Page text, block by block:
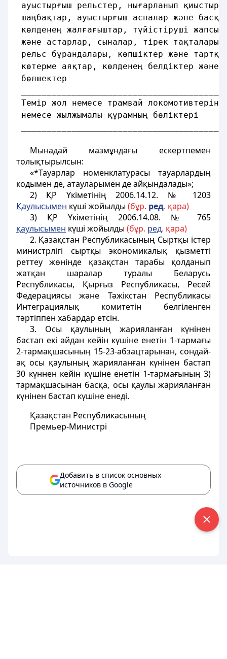
ауыстырғыш рельстер, нығарланып
шаңбақтар, ауыстырғыш аспалар және
көлденең жалғағыштар, түйістіруші
және астарлар, сыналар, тірек тақталары,
рельс бұрандалары, көпшіктер және
көтерме аяқтар, көлденең белдіктер және
бөлшектер
Темір жол немесе трамвай
немесе жылжымалы құрамның бөліктері
Мынадай мазмұндағы ескертпемен
толықтырылсын:
«*Тауарлар номенклатурасы тауарлардың
кодымен де, атауларымен де айқындалады»;
2) ҚР Үкіметінің 2006.14.12. № 1203
Қаулысымен күші жойылды(бұр. ред. қара)
3) ҚР Үкіметінің 2006.14.08. № 765
қаулысымен күші жойылды(бұр. ред. қара)
2. Қазақстан Республикасының Сыртқы істер
министрлігі сыртқы экономикалық қызметті
реттеу жөнінде қазақстан тарабы қолданып
жатқан шаралар туралы Беларусь
Республикасы, Қырғыз Республикасы, Ресей
Федерациясы және Тәжікстан Республикасы
Интеграциялық комитетін белгіленген
тәртіппен хабардар етсін.
3. Осы қаулының жарияланған күнінен
бастап екі айдан кейін күшіне енетін 1-тармағы
2-тармақшасының 15-23-абзацтарынан, сондай-
ақ осы қаулының жарияланған күнінен бастап
30 күннен кейін күшіне енетін 1-тармағының 3)
тармақшасынан басқа, осы қаулы жарияланған
күнінен бастап күшіне енеді.
Қазақстан Республикасының
Премьер-Министрі
Добавить в список основных
источников в Google